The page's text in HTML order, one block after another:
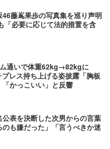
藤嶌果歩の写真集を巡り声明
「必要に応じて法的措置を含
通いで体重62kg→82kgに
レス持ち上げる姿披露「胸板
かっこいい」と反響
公表を決断した次男からの言葉
のも嫌だった」「言うべきか迷